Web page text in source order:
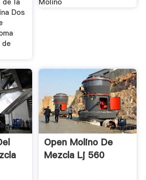
Dos
de
Open Molino De
Mezcla Lj 560